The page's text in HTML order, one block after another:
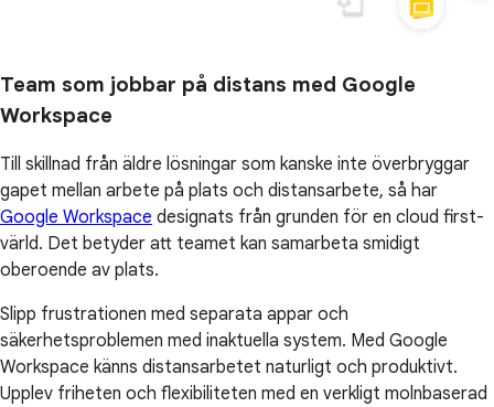
Team som jobbar på distans med Google
Workspace
Till skillnad från äldre lösningar som kanske inte överbryggar
gapet mellan arbete på plats och distansarbete, så har
Google Workspace designats från grunden för en cloud first-
värld. Det betyder att teamet kan samarbeta smidigt
oberoende av plats.
Slipp frustrationen med separata appar och
säkerhetsproblemen med inaktuella system. Med Google
Workspace känns distansarbetet naturligt och produktivt.
Upplev friheten och flexibiliteten med en verkligt molnbaserad